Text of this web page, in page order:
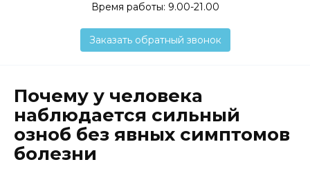
Время работы: 9.00-21.00
Заказать обратный звонок
Почему у человека
наблюдается сильный
озноб без явных симптомов
болезни